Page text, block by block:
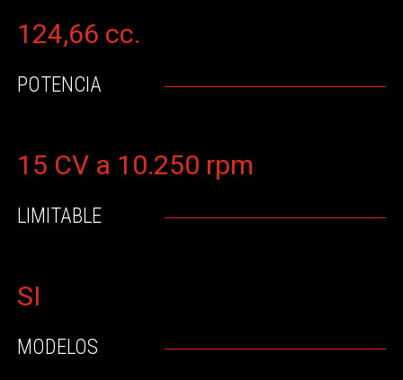
124,66 cc.
POTENCIA
15 CV a 10.250 rpm
LIMITABLE
SI
MODELOS